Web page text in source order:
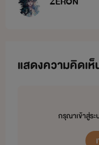
แสดงความคิดเห็
กรุณาเข้าสู่ร